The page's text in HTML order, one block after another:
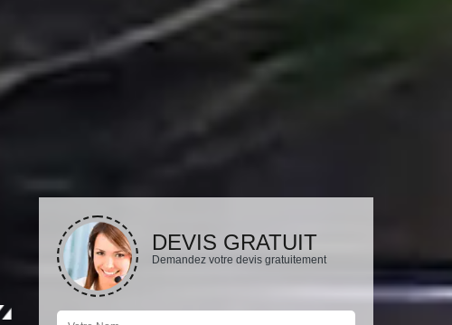
DEVIS GRATUIT
Demandez votre devis gratuitement